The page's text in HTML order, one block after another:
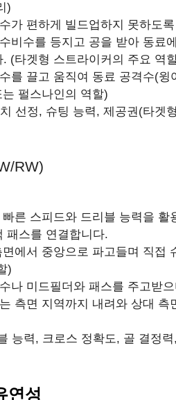
)
가 편하게 빌드업하지 못하도
비수를 등지고 공을 받아 동료
(타겟형 스트라이커의 주요 역
를 끌고 움직여 동료 공격수(
펄스나인의 역할)
선정, 슈팅 능력, 제공권(타겟
RW)
빠른 스피드와 드리블 능력을 활
패스를 연결합니다.
면에서 중앙으로 파고들며 직접
)
나 미드필더와 패스를 주고받
측면 지역까지 내려와 상대 측
능력, 크로스 정확도, 골 결정
연성